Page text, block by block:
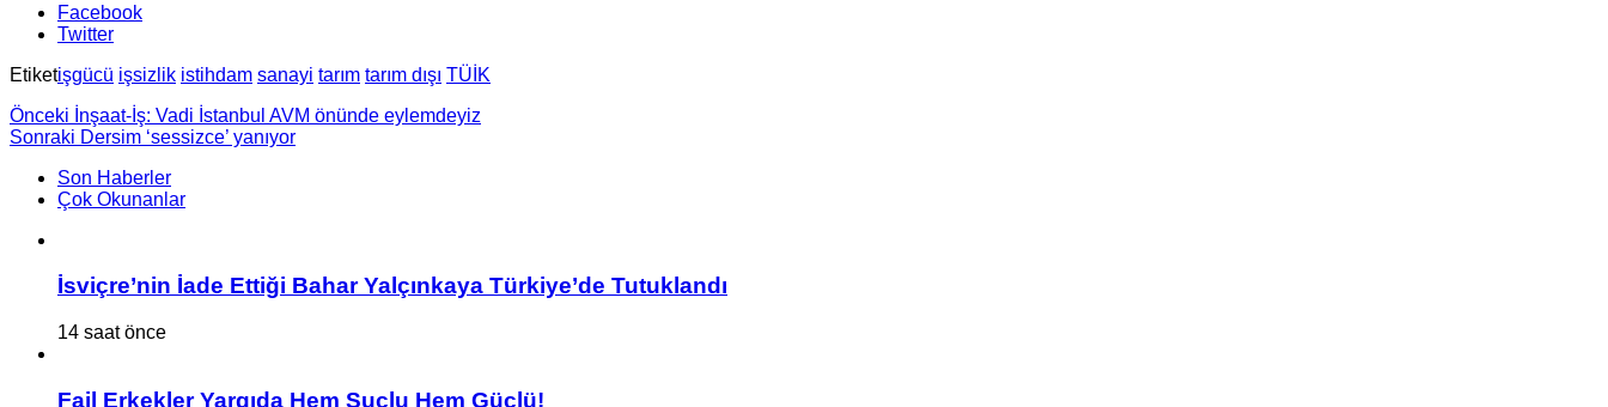
Facebook
Twitter
Etiketişgücü işsizlik istihdam sanayi tarım tarım dışı TÜİK
Önceki İnşaat-İş: Vadi İstanbul AVM önünde eylemdeyiz
Sonraki Dersim ‘sessizce’ yanıyor
Son Haberler
Çok Okunanlar
İsviçre’nin İade Ettiği Bahar Yalçınkaya Türkiye’de Tutuklandı
14 saat önce
Fail Erkekler Yargıda Hem Suçlu Hem Güçlü!